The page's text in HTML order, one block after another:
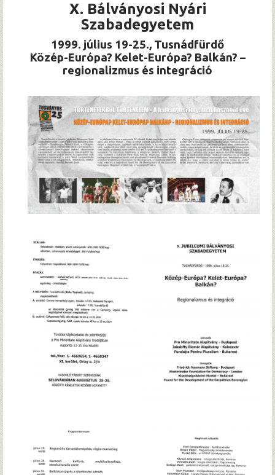
Pro Minoritate könyvsorozat
Kapcsolat
Hírek
X. Bálványosi Nyári
Szabadegyetem
1999. július 19-25., Tusnádfürdő
Közép-Európa? Kelet-Európa? Balkán? –
regionalizmus és integráció